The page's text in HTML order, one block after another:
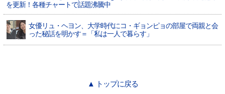
を更新！各種チャートで話題沸騰中
女優リュ・ヘヨン、大学時代にコ・ギョンピョの部屋で両親と会
った秘話を明かす＝「私は一人で暮らす」
▲ トップに戻る